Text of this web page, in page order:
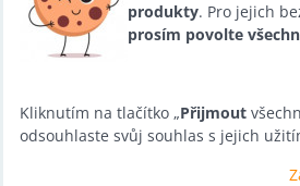
Promotéři
Kurzy a setkání
Velkoobchod
Nabídka práce
produkty. Pro jejich
prosím povolte
Kliknutím na tlačítko „Přijmout
odsouhlaste svůj souhlas s jejich